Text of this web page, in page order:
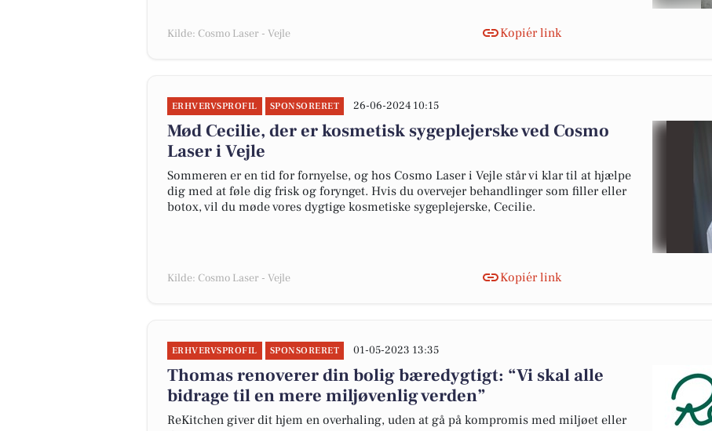
Kilde: Cosmo Laser - Vejle Kopiér link
ERHVERVSPROFIL SPONSORERET 26-06-2024 10:15
Mød Cecilie, der er kosmetisk sygeplejerske ved Cosmo
Laser i Vejle
Sommeren er en tid for fornyelse, og hos Cosmo Laser i Vejle står vi klar til at hjælpe
dig med at føle dig frisk og forynget. Hvis du overvejer behandlinger som filler eller
botox, vil du møde vores dygtige kosmetiske sygeplejerske, Cecilie.
Kilde: Cosmo Laser - Vejle Kopiér link
ERHVERVSPROFIL SPONSORERET 01-05-2023 13:35
Thomas renoverer din bolig bæredygtigt: “Vi skal alle
bidrage til en mere miljøvenlig verden”
ReKitchen giver dit hjem en overhaling, uden at gå på kompromis med miljøet eller